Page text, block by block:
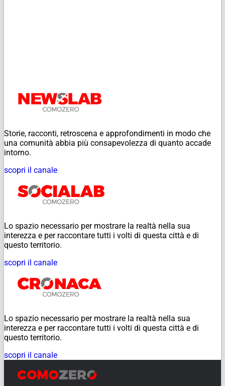
Storie, racconti, retroscena e approfondimenti in modo che
una comunità abbia più consapevolezza di quanto accade
intorno.
scopri il canale
Lo spazio necessario per mostrare la realtà nella sua
interezza e per raccontare tutti i volti di questa città e di
questo territorio.
scopri il canale
Lo spazio necessario per mostrare la realtà nella sua
interezza e per raccontare tutti i volti di questa città e di
questo territorio.
scopri il canale